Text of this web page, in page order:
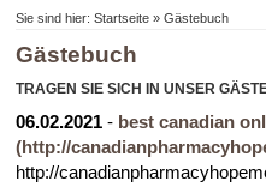
Lieferung
Verlegung
Marmor
Granit R-Z
Mosaik
Bordüre
Sie sind hier: Startseite » Gästebuch
Gästebuch
TRAGEN SIE SICH IN UNSER
06.02.2021 - best canadian
(http://
http://